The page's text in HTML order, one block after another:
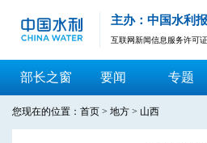
主办：中国水利
互联网新闻信息服务许可
部长之窗 要闻 专题
您现在的位置： 首页 > 地方 > 山西